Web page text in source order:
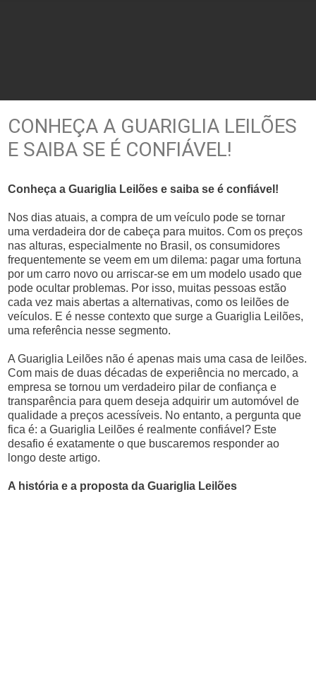
CONHEÇA A GUARIGLIA LEILÕES
E SAIBA SE É CONFIÁVEL!
Conheça a Guariglia Leilões e saiba se é confiável!
Nos dias atuais, a compra de um veículo pode se tornar
uma verdadeira dor de cabeça para muitos. Com os preços
nas alturas, especialmente no Brasil, os consumidores
frequentemente se veem em um dilema: pagar uma fortuna
por um carro novo ou arriscar-se em um modelo usado que
pode ocultar problemas. Por isso, muitas pessoas estão
cada vez mais abertas a alternativas, como os leilões de
veículos. E é nesse contexto que surge a Guariglia Leilões,
uma referência nesse segmento.
A Guariglia Leilões não é apenas mais uma casa de leilões.
Com mais de duas décadas de experiência no mercado, a
empresa se tornou um verdadeiro pilar de confiança e
transparência para quem deseja adquirir um automóvel de
qualidade a preços acessíveis. No entanto, a pergunta que
fica é: a Guariglia Leilões é realmente confiável? Este
desafio é exatamente o que buscaremos responder ao
longo deste artigo.
A história e a proposta da Guariglia Leilões